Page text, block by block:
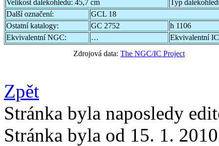
Velikost dalekohledu: 45,7 cm
Typ
Další označení:
GCL 18
Ostatní katalogy:
GC 2752
h 1106
Ekvivalentní NGC:
…
Ekvivalentní
Zdrojová data: The NGC/IC Project
Zpět
Stránka byla naposledy
Stránka byla od 15. 1.